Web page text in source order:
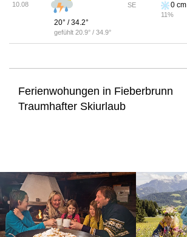
10.08
20° /34.2°
gefühlt 20.9° / 34.9°
SE
0cm
11%
Ferienwohungen in Fieberbrunn
Traumhafter Skiurlaub